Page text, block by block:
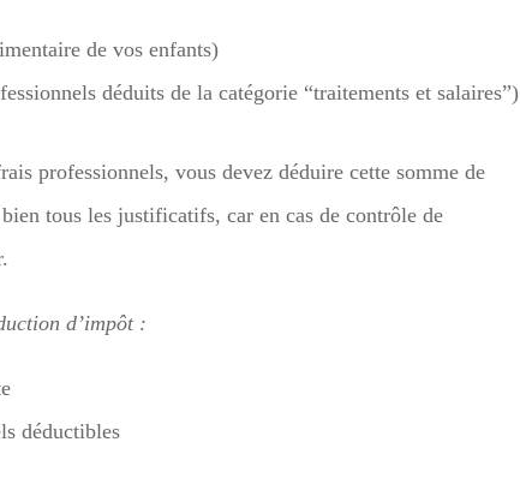
de vos enfants)
déduits de la catégorie “traitements et salaires”)
professionnels, vous devez déduire cette somme de
tous les justificatifs, car en cas de contrôle de
d’impôt :
déductibles